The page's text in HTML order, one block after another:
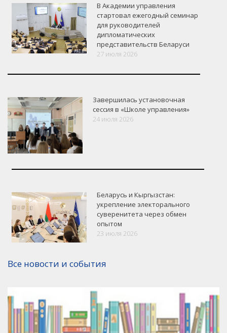
Версия для печати
В Академии управления
стартовал ежегодный семинар
для руководителей
дипломатических
представительств Беларуси
27 июля 2026
Завершилась установочная
сессия в «Школе управления»
24 июля 2026
Беларусь и Кыргызстан:
укрепление электорального
суверенитета через обмен
опытом
23 июля 2026
Все новости и события